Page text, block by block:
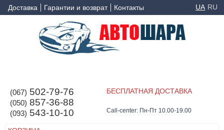
Доставка Гарантии и возврат Контакты UA RU
(067) 502-79-76
(050) 857-36-88
(093) 543-10-10
БЕСПЛАТНАЯ ДОСТАВКА
Call-center: Пн-Пт 10.00-19.00